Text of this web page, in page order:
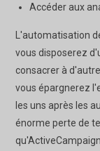
Accéder aux
L'automatisation
vous disposerez
consacrer à
vous épargnerez
les uns après les
énorme perte de